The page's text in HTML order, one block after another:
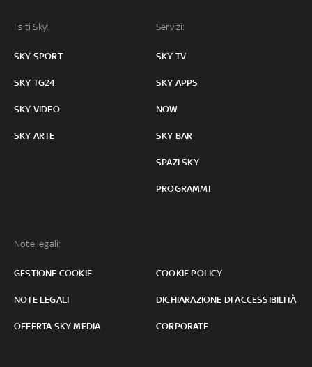
I siti Sky:
SKY SPORT
SKY TG24
SKY VIDEO
SKY ARTE
Servizi:
SKY TV
SKY APPS
NOW
SKY BAR
SPAZI SKY
PROGRAMMI
Note legali:
GESTIONE COOKIE COOKIE POLICY
NOTE LEGALI DICHIARAZIONE DI ACCESSIBILITÀ
OFFERTA SKY MEDIA CORPORATE